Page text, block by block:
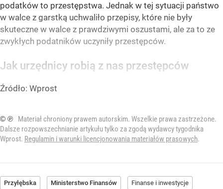
podatków to przestępstwa. Jednak w tej sytuacji państwo
w walce z garstką uchwaliło przepisy, które nie były
skuteczne w walce z prawdziwymi oszustami, ale za to ze
zwykłych podatników uczyniły przestępców.
Jak urzędnicy robią z nas przestępców
Źródło: Wprost
© ℗
Materiał chroniony prawem autorskim. Wszelkie prawa zastrzeżone.
Dalsze rozpowszechnianie artykułu tylko za zgodą wydawcy tygodnika
Wprost. Regulamin i warunki licencjonowania materiałów prasowych.
Przyłębska Ministerstwo Finansów Finanse i inwestycje